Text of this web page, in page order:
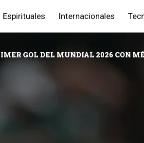
Espirituales Internacionales
GOL DEL MUNDIAL 2026 CON